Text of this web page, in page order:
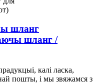
шланг
шланг /
калі ласка,
пошты, і мы звяжамся з